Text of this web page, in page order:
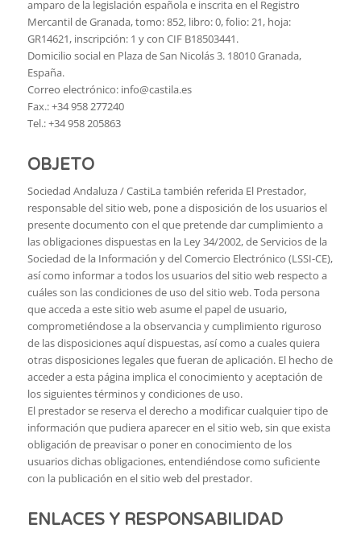
amparo de la legislación española e inscrita en el Registro
Mercantil de Granada, tomo: 852, libro: 0, folio: 21, hoja:
GR14621, inscripción: 1 y con CIF B18503441.
Domicilio social en Plaza de San Nicolás 3. 18010 Granada,
España.
Correo electrónico: info@castila.es
Fax.: +34 958 277240
Tel.: +34 958 205863
OBJETO
Sociedad Andaluza / CastiLa también referida El Prestador,
responsable del sitio web, pone a disposición de los usuarios el
presente documento con el que pretende dar cumplimiento a
las obligaciones dispuestas en la Ley 34/2002, de Servicios de la
Sociedad de la Información y del Comercio Electrónico (LSSI-CE),
así como informar a todos los usuarios del sitio web respecto a
cuáles son las condiciones de uso del sitio web. Toda persona
que acceda a este sitio web asume el papel de usuario,
comprometiéndose a la observancia y cumplimiento riguroso
de las disposiciones aquí dispuestas, así como a cuales quiera
otras disposiciones legales que fueran de aplicación. El hecho de
acceder a esta página implica el conocimiento y aceptación de
los siguientes términos y condiciones de uso.
El prestador se reserva el derecho a modificar cualquier tipo de
información que pudiera aparecer en el sitio web, sin que exista
obligación de preavisar o poner en conocimiento de los
usuarios dichas obligaciones, entendiéndose como suficiente
con la publicación en el sitio web del prestador.
ENLACES Y RESPONSABILIDAD